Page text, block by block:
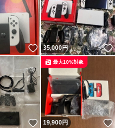
いいね！
35,000円
いいね！
19,900円
最大10%対象